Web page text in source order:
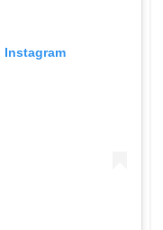
Instagram